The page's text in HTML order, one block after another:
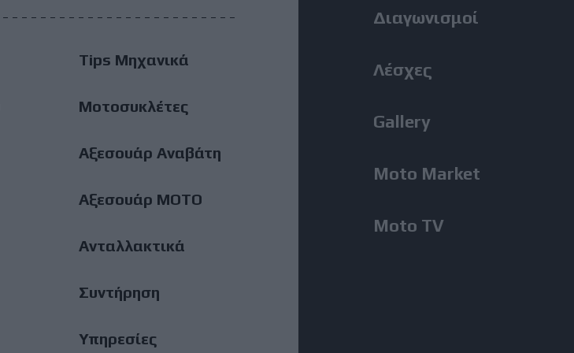
Tips Μηχανικά
Μοτοσυκλέτες
Αξεσουάρ Αναβάτη
Αξεσουάρ ΜΟΤΟ
Ανταλλακτικά
Συντήρηση
Υπηρεσίες
Διαγωνισμοί
Λέσχες
Gallery
Moto Market
Moto TV